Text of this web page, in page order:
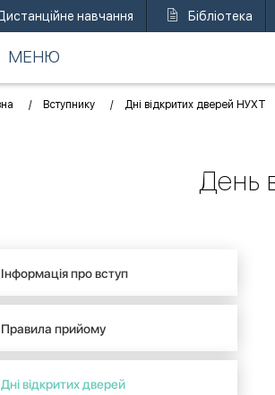
навчання Бібліотека
МЕНЮ
Вступнику Дні відкритих дверей НУХТ
День
Інформація про вступ
Правила прийому
Дні відкритих дверей